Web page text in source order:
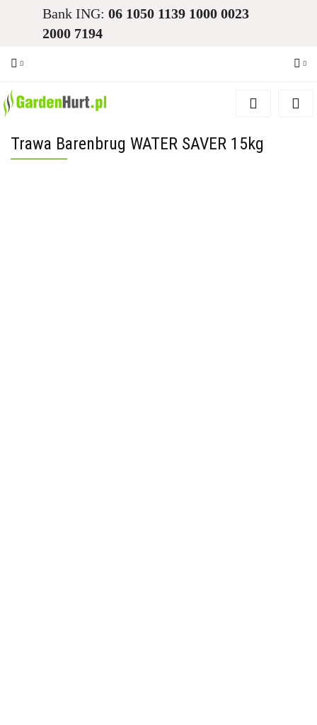
Bank ING: 06 1050 1139 1000 0023
2000 7194
Zaloguj się
Dodaj zgłoszenie
Trawa Barenbrug WATER SAVER 15kg